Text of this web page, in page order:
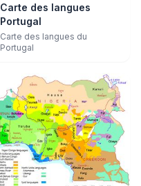
Carte des langues
Portugal
Carte des langues du
Portugal